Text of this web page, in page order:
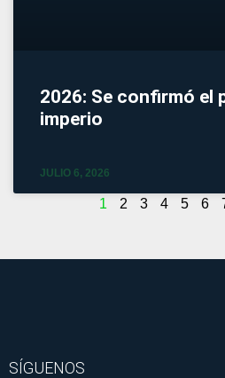
2026: Se confirmó el
imperio
JULIO 6, 2026
1 2 3 4 5 6
SÍGUENOS